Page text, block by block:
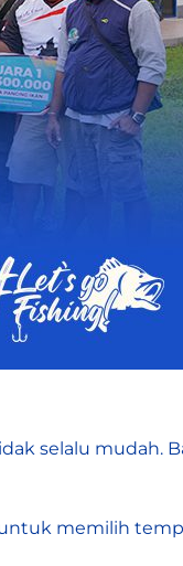
selalu mudah.
memilih